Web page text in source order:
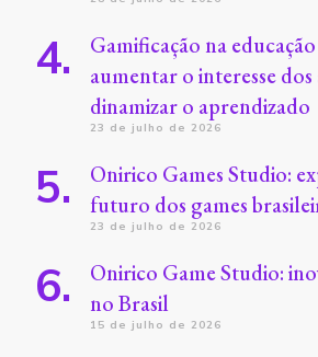
Gamificação na
aumentar o interesse
dinamizar o aprendizado
23 de julho de 2026
Onirico Games Studio:
futuro dos games
23 de julho de 2026
Onirico Game Studio:
no Brasil
15 de julho de 2026